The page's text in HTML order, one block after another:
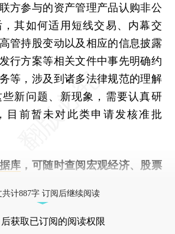
方参与的资产管理产品认购非公
其如何适用短线交易、内幕交
管持股变动以及相应的信息披露
行方案等相关文件中事先明确约
等，涉及到诸多法律规范的理解
新问题、新现象，需要认真研
目前暂未对此类申请发核准批
库 ，可随时查阅宏观经济、股票
共计887字 订阅后继续阅读
后获取已订阅的阅读权限